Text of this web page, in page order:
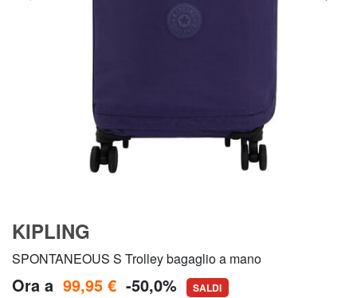
KIPLING
SPONTANEOUS S Trolley bagaglio a mano
Ora a 99,95 € -50,0% SALDI